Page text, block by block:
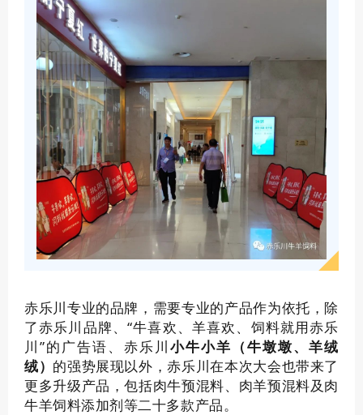
赤乐川专业的品牌，需要专业的产品作为依托，除
了赤乐川品牌、“牛喜欢、羊喜欢、饲料就用赤乐
川”的广告语、赤乐川小牛小羊（牛墩墩、羊绒
绒） 的强势展现以外，赤乐川在本次大会也带来了
更多升级产品，包括肉牛预混料、肉羊预混料及肉
牛羊饲料添加剂等二十多款产品。